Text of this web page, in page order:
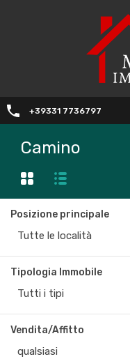
+39331 7736797
Camino
Posizione principale
Tutte le località
Tipologia Immobile
Tutti i tipi
Vendita/Affitto
qualsiasi